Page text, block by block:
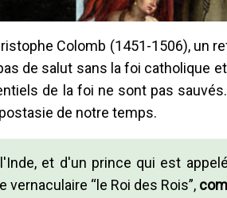
Colomb (1451-1506), un
de salut sans la foi catholique
de la foi ne sont pas
de notre temps.
et d'un prince qui est appelé
“le Roi des Rois”,